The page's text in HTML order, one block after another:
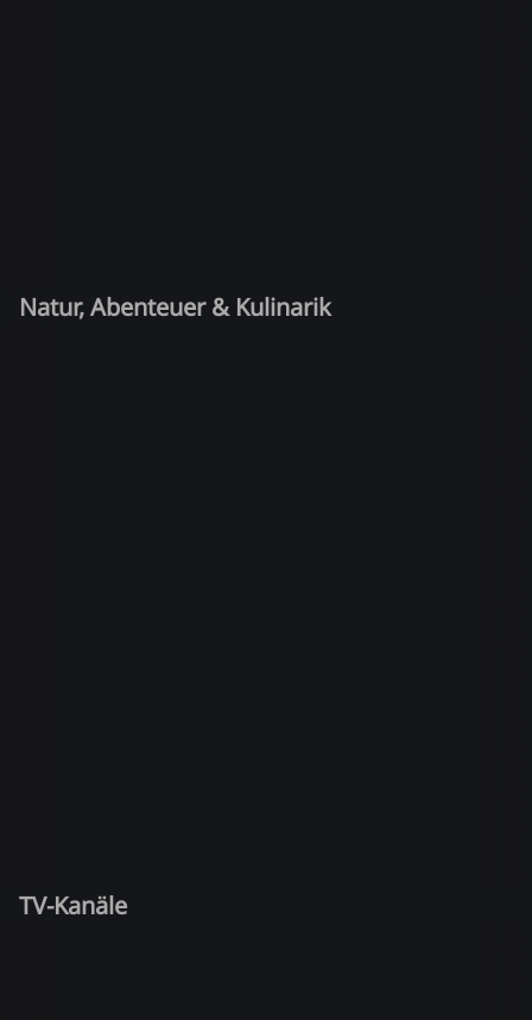
Natur, Abenteuer & Kulinarik
TV-Kanäle